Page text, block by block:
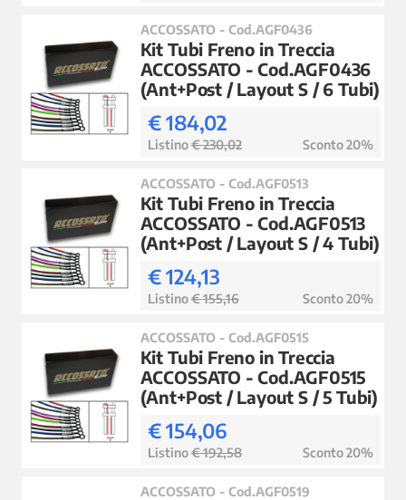
ACCOSSATO - Cod.AGF0436
Kit Tubi Freno in Treccia
ACCOSSATO - Cod.AGF0436
(Ant+Post / Layout S / 6 Tubi)
€ 184,02
Listino€ 230,02 Sconto 20%
ACCOSSATO - Cod.AGF0513
Kit Tubi Freno in Treccia
ACCOSSATO - Cod.AGF0513
(Ant+Post / Layout S / 4 Tubi)
€ 124,13
Listino€ 155,16 Sconto 20%
ACCOSSATO - Cod.AGF0515
Kit Tubi Freno in Treccia
ACCOSSATO - Cod.AGF0515
(Ant+Post / Layout S / 5 Tubi)
€ 154,06
Listino€ 192,58 Sconto 20%
ACCOSSATO - Cod.AGF0519